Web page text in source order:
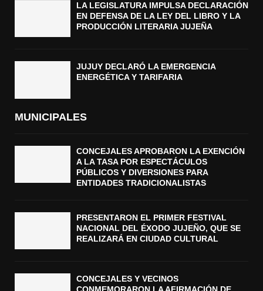
LA LEGISLATURA IMPULSA DECLARACIÓN
EN DEFENSA DE LA LEY DEL LIBRO Y LA
PRODUCCIÓN LITERARIA JUJEÑA
JUJUY DECLARÓ LA EMERGENCIA
ENERGÉTICA Y TARIFARIA
MUNICIPALES
CONCEJALES APROBARON LA EXENCIÓN
A LA TASA POR ESPECTÁCULOS
PÚBLICOS Y DIVERSIONES PARA
ENTIDADES TRADICIONALISTAS
PRESENTARON EL PRIMER FESTIVAL
NACIONAL DEL ÉXODO JUJEÑO, QUE SE
REALIZARÁ EN CIUDAD CULTURAL
CONCEJALES Y VECINOS